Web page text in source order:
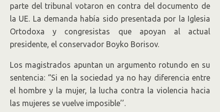
parte del tribunal votaron en contra del documento de
la UE. La demanda había sido presentada por la Iglesia
Ortodoxa y congresistas que apoyan al actual
presidente, el conservador Boyko Borisov.
Los magistrados apuntan un argumento rotundo en su
sentencia: “Si en la sociedad ya no hay diferencia entre
el hombre y la mujer, la lucha contra la violencia hacia
las mujeres se vuelve imposible’’.